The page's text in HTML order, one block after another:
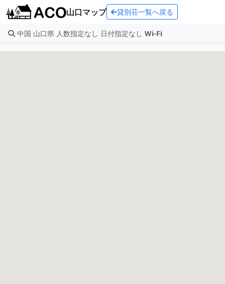
山口マップ 貸別荘一覧へ戻る
中国 山口県 人数指定なし 日付指定なし Wi-Fi